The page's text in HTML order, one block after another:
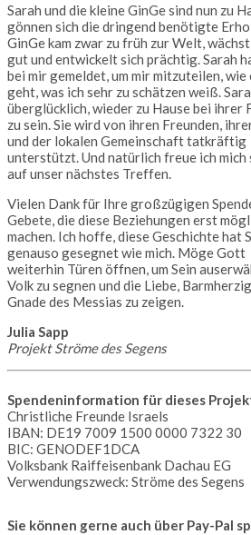
Sarah und die kleine GinGe sind nun zu
gönnen sich die dringend benötigte
GinGe kam zwar zu früh zur Welt,
gut und entwickelt sich prächtig. Sarah
bei mir gemeldet, um mir mitzuteilen, wie
geht, was ich sehr zu schätzen weiß.
überglücklich, wieder zu Hause bei ihrer
zu sein. Sie wird von ihren Freunden,
und der lokalen Gemeinschaft tatkräftig
unterstützt. Und natürlich freue ich mich
auf unser nächstes Treffen.
Vielen Dank für Ihre großzügigen
Gebete, die diese Beziehungen erst
machen. Ich hoffe, diese Geschichte hat
genauso gesegnet wie mich. Möge Gott
weiterhin Türen öffnen, um Sein
Volk zu segnen und die Liebe,
Gnade des Messias zu zeigen.
Julia Sapp
Projekt Ströme des Segens
Spendeninformation für dieses
Christliche Freunde Israels
IBAN: DE19 7009 1500 0000 7322 30
BIC: GENODEF1DCA
Volksbank Raiffeisenbank Dachau EG
Verwendungszweck: Ströme des Segens
Sie können gerne auch über Pay-Pal